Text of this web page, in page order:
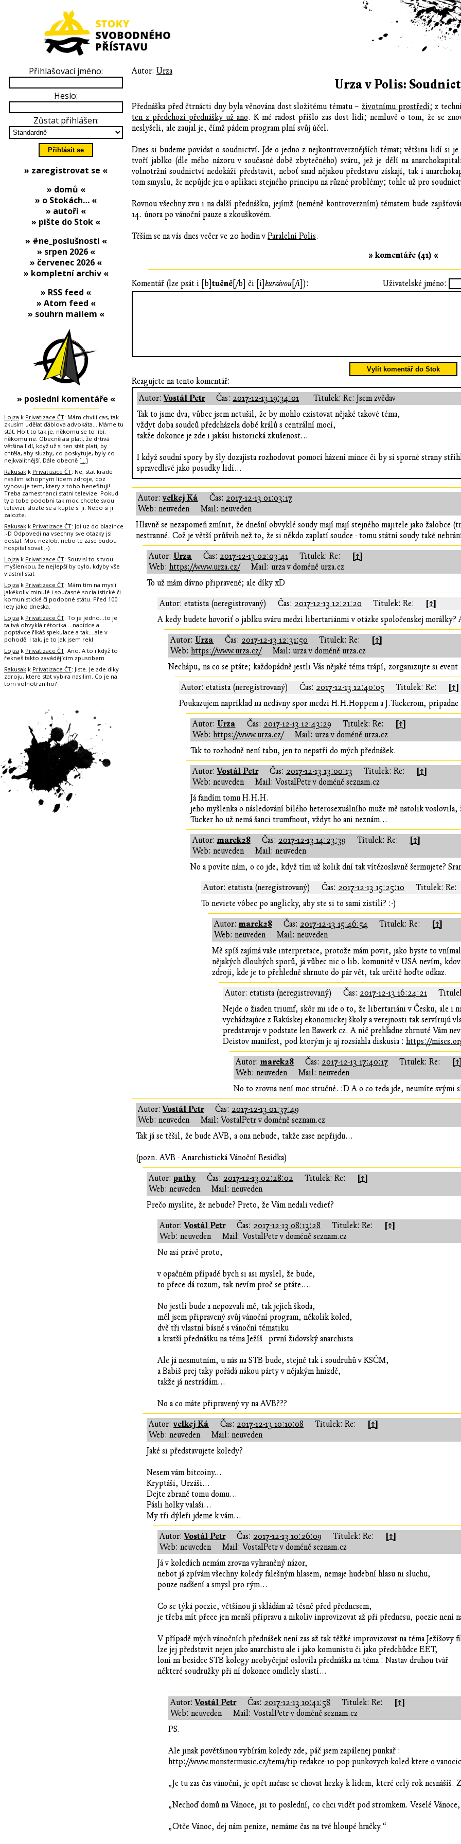
Autor: Urza
Urza v Polis:
Přednáška před čtrnácti dny byla věnována dost složitému tématu – životnímu prostředí; z
ten z předchozí přednášky už ano. K mé radost přišlo zas dost lidí; nemluvě o tom, že se
neslyšeli, ale zaujal je, čímž pádem program plní svůj účel.
Dnes si budeme povídat o soudnictví. Jde o jedno z nejkontroverznějších témat; většina lidí si
tvoří jablko (dle mého názoru v současné době zbytečného) sváru, jež je dělí na
volnotržní soudnictví nedokáží představit, neboť snad nějakou představu získají, tak i
tom smyslu, že nepůjde jen o aplikaci stejného principu na různé problémy; tohle už pro
Rovnou všechny zvu i na další přednášku, jejímž (neméně kontroverzním) tématem bude
14. února po vánoční pauze a zkouškovém.
Těším se na vás dnes večer ve 20 hodin v Paralelní Polis.
» komentáře (41) «
Uživatelské jméno:
Komentář (lze psát i [b] tučně [/b] či [i] kurzívou [/i]):
Vylít komentář do Stok
Reagujete na tento komentář:
Autor: Vostál Petr Čas: 2017-12-13 19:34:01
Titulek: Re: Jsem zvědav
Tak to jsme dva, vůbec jsem netušil, že by mohlo existovat nějaké takové téma,
vždyt doba soudců předcházela době králů s centrální mocí,
takže dokonce je zde i jakási historická zkušenost...
I když soudní spory by šly dozajista rozhodovat pomocí házení mince či by si sporné strany
spravedlivé jako posudky lidí...
Autor:velkej Ká Čas: 2017-12-13 01:03:17
Web: neuveden
Mail: neuveden
Hlavně se nezapomeň zmínit, že dnešní obvyklé soudy mají mají stejného majitele jako žalobce
nestranné. Což je větší průšvih než to, že si někdo zaplatí soudce - tomu státní soudy také
Autor: Urza Čas: 2017-12-13 02:03:41 Titulek: Re: [↑]
Web:https://www.urza.cz/
Mail: urza v doméně urza.cz
To už mám dávno připravené; ale díky xD
Autor: etatista (neregistrovaný) Čas: 2017-12-13 12:21:20 Titulek: Re: [↑]
A kedy budete hovoriť o jablku sváru medzi libertariánmi v otázke spoločenskej morálky?
Autor: Urza Čas: 2017-12-13 12:31:50 Titulek: Re: [↑]
Web:https://www.urza.cz/
Mail: urza v doméně urza.cz
Nechápu, na co se ptáte; každopádně jestli Vás nějaké téma trápí, zorganizujte si
Autor: etatista (neregistrovaný) Čas: 2017-12-13 12:40:05 Titulek: Re: [↑]
Poukazujem napríklad na nedávny spor medzi H.H.Hoppem a J.Tuckerom,
Autor: Urza Čas: 2017-12-13 12:43:29 Titulek: Re: [↑]
Web: https://www.urza.cz/
Mail: urza v doméně urza.cz
Tak to rozhodně není tabu, jen to nepatří do mých přednášek.
Autor: Vostál Petr Čas: 2017-12-13 13:00:13 Titulek: Re: [↑]
Web: neuveden
Mail: VostalPetr v doméně seznam.cz
Já fandím tomu H.H.H.
jeho myšlenka o následování bílého heterosexuálního muže mě natolik
Tucker ho už nemá šanci trumfnout, vždyt ho ani neznám...
Autor:marek28 Čas: 2017-12-13 14:23:39 Titulek: Re: [↑]
Web: neuveden
Mail: neuveden
No a povíte nám, o co jde, když tím už kolik dní tak vítězoslavně šermujete?
Autor: etatista (neregistrovaný) Čas: 2017-12-13 15:25:10 Titulek: Re:
To neviete vôbec po anglicky, aby ste si to sami zistili? :-)
Autor:marek28 Čas: 2017-12-13 15:46:54 Titulek: Re: [↑]
Web: neuveden
Mail: neuveden
Mě spíš zajímá vaše interpretace, protože mám povit, jako byste to
nějakých dlouhých sporů, já vůbec nic o lib. komunitě v USA nevím,
zdroji, kde je to přehledně shrnuto do pár vět, tak určitě hoďte odkaz.
Autor: etatista (neregistrovaný) Čas: 2017-12-13 16:24:21
Nejde o žiaden triumf, skôr mi ide o to, že libertariáni v Česku, ale i
vychádzajúce z Rakúskej ekonomickej školy a verejnosti tak servírujú
predstavuje v podstate len Bawerk cz. A nič prehľadne zhrnuté Vám
Deistov manifest, pod ktorým je aj rozsiahla diskusia : https://
Autor:marek28 Čas: 2017-12-13 17:40:17 Titulek: Re: [↑]
Web: neuveden
Mail: neuveden
No to zrovna není moc stručné. :D A o co teda jde, neumíte svými
Autor: Vostál Petr Čas: 2017-12-13 01:37:49
Web: neuveden
Mail: VostalPetr v doméně seznam.cz
Tak já se těšil, že bude AVB, a ona nebude, takže zase nepřijdu...
(pozn. AVB - Anarchistická Vánoční Besídka)
Autor:pathy Čas: 2017-12-13 02:28:02 Titulek: Re: [↑]
Web: neuveden
Mail: neuveden
Prečo myslíte, že nebude? Preto, že Vám nedali vedieť?
Autor:Vostál Petr Čas: 2017-12-13 08:13:28 Titulek: Re: [↑]
Web: neuveden
Mail: VostalPetr v doméně seznam.cz
No asi právě proto,
v opačném případě bych si asi myslel, že bude,
to přece dá rozum, tak nevím proč se ptáte....
No jestli bude a nepozvali mě, tak jejich škoda,
měl jsem připravený svůj vánoční program, několik koled,
dvě tři vlastní básně s vánoční tématiku
a kratší přednášku na téma Ježíš - první židovský anarchista
Ale já nesmutním, u nás na STB bude, stejně tak i soudruhů v KSČM,
a Babiš prej taky pořádá nákou párty v nějakým hnízdě,
takže já nestrádám...
No a co máte připravený vy na AVB???
Autor:velkej Ká Čas: 2017-12-13 10:10:08 Titulek: Re: [↑]
Web: neuveden
Mail: neuveden
Jaké si představujete koledy?
Nesem vám bitcoiny...
Kryptáši, Urzáši...
Dejte zbraně tomu domu...
Pásli holky valaši...
My tři dýleři jdeme k vám...
Autor:Vostál Petr Čas: 2017-12-13 10:26:09 Titulek: Re: [↑]
Web: neuveden
Mail: VostalPetr v doméně seznam.cz
Já v koledách nemám zrovna vyhraněný názor,
nebot já zpívám všechny koledy falešným hlasem, nemaje hudební hlasu ni sluchu,
pouze nadšení a smysl pro rým...
Co se týká poezie, většinou ji skládám až těsně před přednesem,
je třeba mít přece jen menší přípravu a nikoliv inprovizovat až při přednesu, poezie není
V případě mých vánočních přednášek není zas až tak těžké improvizovat na téma Ježíšovy
lze jej představit nejen jako anarchistu ale i jako komunistu či jako předchůdce EET,
loni na besídce STB kolegy neobyčejně oslovila přednáška na téma : Nastav druhou tvář
některé soudružky při ní dokonce omdlely slastí...
Autor:Vostál Petr Čas: 2017-12-13 10:41:58 Titulek: Re: [↑]
Web: neuveden
Mail: VostalPetr v doméně seznam.cz
PS.
Ale jinak povětšinou vybírám koledy zde, páč jsem zapálenej punkař :
http://www.monstermusic.cz/tema/tip-redakce-10-pop-punkovych-koled-ktere-o-
„Je tu zas čas vánoční, je opět načase se chovat hezky k lidem, které celý rok
„Nechoď domů na Vánoce, jsi to poslední, co chci vidět pod stromkem. Veselé
„Otče Vánoc, dej nám peníze, nemáme čas na tvé hloupé hračky.“
Přihlašovací jméno:
Heslo:
Zůstat přihlášen:
» zaregistrovat se «
» domů «
» o Stokách… «
» autoři «
» pište do Stok «
» #ne_poslušnosti «
» srpen 2026 «
» červenec 2026 «
» kompletní archiv «
» RSS feed «
» Atom feed «
» souhrn mailem «
» poslední komentáře «
Lojza k Privatizace ČT: Mám chvíli cas, tak
zkusím udělat ďáblova advokáta... Máme tu
stát. Holt to tak je, někomu se to líbí,
někomu ne. Obecně asi platí, že drtivá
většina lidí, když už si ten stát platí, by
chtěla, aby sluzby, co poskytuje, byly co
nejkvalitnější. Dále obecně […]
Rakusak k Privatizace ČT: Ne, stat krade
nasilim schopnym lidem zdroje, coz
vyhovuje tem, ktery z toho benefituji!
Treba zamestnanci statni televize. Pokud
ty a tobe podobni tak moc chcete svou
televizi, slozte se a kupte si ji. Nebo si ji
zalozte.
Rakusak k Privatizace ČT: Jdi uz do blazince
:-D Odpovedi na vsechny sve otazky jsi
dostal. Moc nezlob, nebo te zase budou
hospitalisovat ;-)
Lojza k Privatizace ČT: Souvisí to s tvou
myšlenkou, že nejlepší by bylo, kdyby vše
vlastnil stat
Lojza k Privatizace ČT: Mám tím na mysli
jakékoliv minulé i současné socialistické či
komunistické či podobné státu. Před 100
lety jako dneska.
Lojza k Privatizace ČT: To je jedno...to je
ta tvá obvyklá rétorika....nabídce a
poptávce říkáš spekulace a tak....ale v
pohodě. I tak, je to jak jsem rekl
Lojza k Privatizace ČT: Ano. A to i když to
řekneš takto zavádějícím zpusobem
Rakusak k Privatizace ČT: Jiste. Je zde diky
zdroju, ktere stat vybira nasilim. Co je na
tom volnotrzniho?